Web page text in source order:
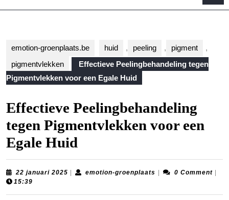
emotion-groenplaats.be huid , peeling , pigment
,
pigmentvlekken
Effectieve Peelingbehandeling tegen
Pigmentvlekken voor een Egale Huid
Effectieve Peelingbehandeling
tegen Pigmentvlekken voor een
Egale Huid
22 januari 2025 22
emotion-groenplaats emotion-0 Comment
15:39